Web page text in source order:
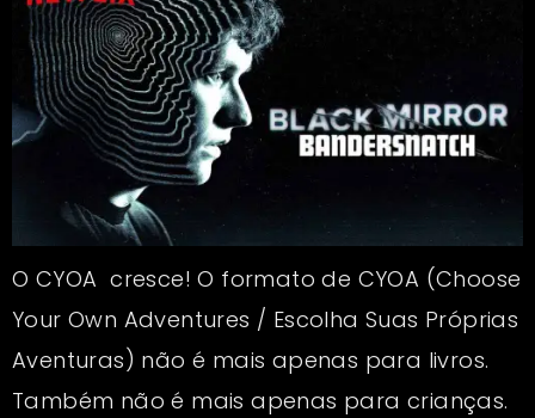
O CYOA cresce! O formato de CYOA (Choose
Your Own Adventures / Escolha Suas Próprias
Aventuras) não é mais apenas para livros.
Também não é mais apenas para crianças.